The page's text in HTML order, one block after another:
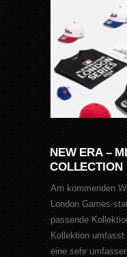
NEW ERA –
COLLECTION
Am kommenden
London Games
passende
Kollektion umfasst
eine sehr